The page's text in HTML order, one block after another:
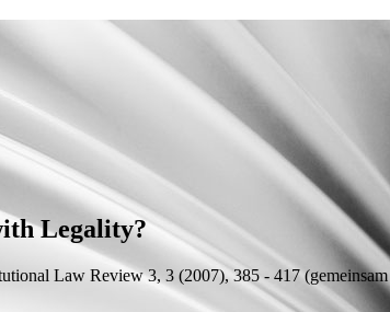
Legality?
Law Review 3, 3 (2007), 385 - 417 (